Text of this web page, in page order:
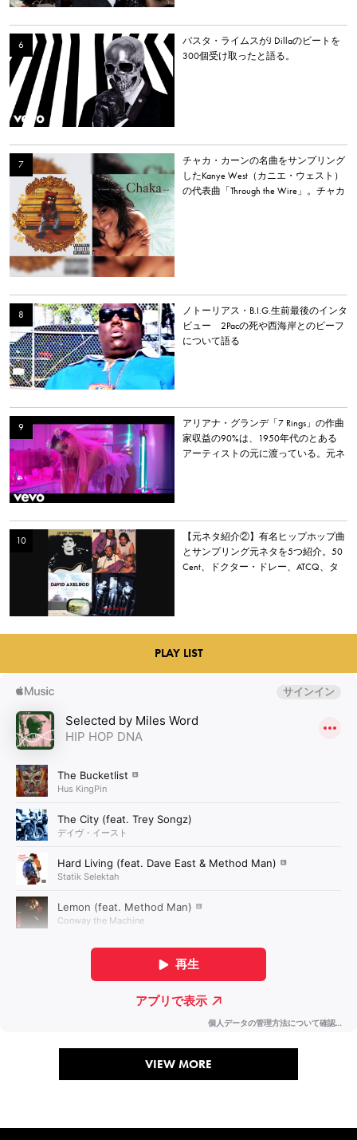
バスタ・ライムスがJ Dillaのビートを
300個受け取ったと語る。
チャカ・カーンの名曲をサンプリング
したKanye West（カニエ・ウェスト）
の代表曲「Through the Wire」。チャカ
ノトーリアス・B.I.G.生前最後のインタ
ビュー 2Pacの死や西海岸とのビーフ
について語る
アリアナ・グランデ「7 Rings」の作曲
家収益の90%は、1950年代のとある
アーティストの元に渡っている。元ネ
【元ネタ紹介②】有名ヒップホップ曲
とサンプリング元ネタを5つ紹介。50
Cent、ドクター・ドレー、ATCQ、タ
PLAY LIST
VIEW MORE